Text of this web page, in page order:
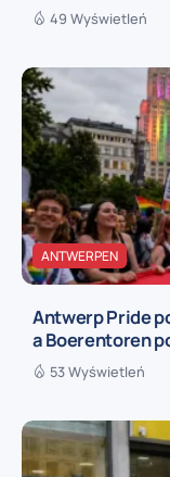
49 Wyświetleń
ANTWERPEN
Antwerp Pride
a Boerentoren
53 Wyświetleń